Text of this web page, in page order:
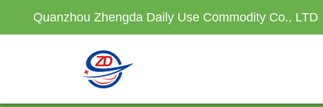
Quanzhou Zhengda Daily Use Commodity Co., LTD